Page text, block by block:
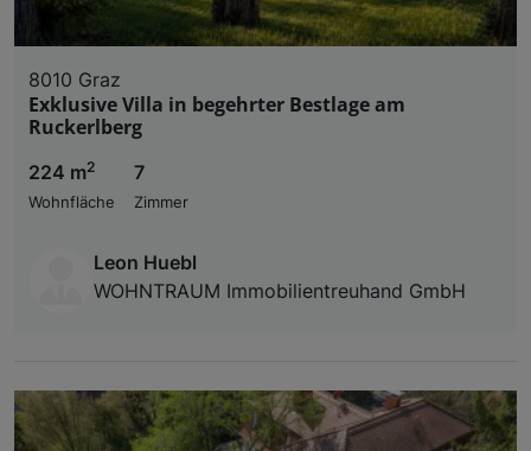
8010 Graz
Exklusive Villa in begehrter Bestlage am
Ruckerlberg
224 m2
Wohnfläche
7
Zimmer
Leon Huebl
WOHNTRAUM Immobilientreuhand GmbH